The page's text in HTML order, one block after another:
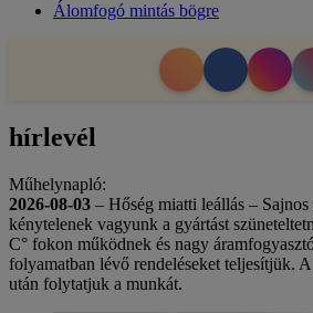
Álomfogó mintás bögre
hírlevél
Műhelynapló:
2026-08-03 – Hőség miatti leállás – Sajnos
kénytelenek vagyunk a gyártást
C° fokon működnek és nagy
folyamatban lévő rendeléseket teljesítjük.
után folytatjuk a munkát.